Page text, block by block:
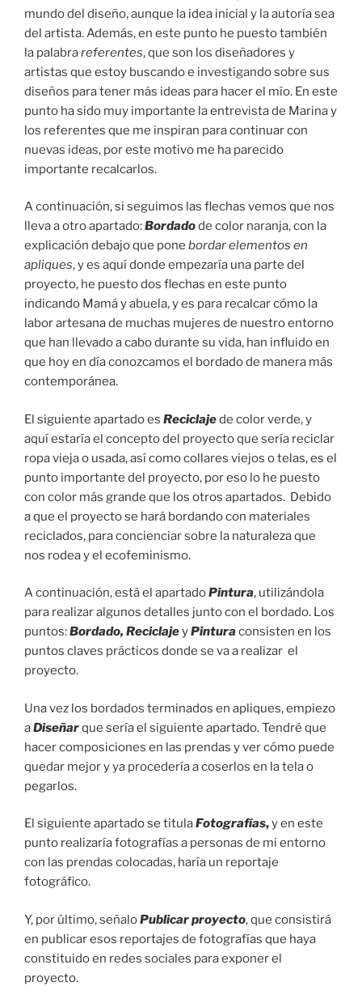
mundo del diseño, aunque la idea inicial y la autoría sea
del artista. Además, en este punto he puesto también
la palabrareferentes, que son los diseñadores y
artistas que estoy buscando e investigando sobre sus
diseños para tener más ideas para hacer el mío. En este
punto ha sido muy importante la entrevista de Marina y
los referentes que me inspiran para continuar con
nuevas ideas, por este motivo me ha parecido
importante recalcarlos.
A continuación, si seguimos las flechas vemos que nos
lleva a otro apartado:Bordadode color naranja, con la
explicación debajo que pone bordar elementos en
apliques, y es aquí donde empezaría una parte del
proyecto, he puesto dos flechas en este punto
indicando Mamá y abuela, y es para recalcar cómo la
labor artesana de muchas mujeres de nuestro entorno
que han llevado a cabo durante su vida, han influido en
que hoy en día conozcamos el bordado de manera más
contemporánea.
El siguiente apartado es Reciclajede color verde, y
aquí estaría el concepto del proyecto que sería reciclar
ropa vieja o usada, así como collares viejos o telas, es el
punto importante del proyecto, por eso lo he puesto
con color más grande que los otros apartados. Debido
a que el proyecto se hará bordando con materiales
reciclados, para concienciar sobre la naturaleza que
nos rodea y el ecofeminismo.
A continuación, está el apartadoPintura, utilizándola
para realizar algunos detalles junto con el bordado. Los
puntos:Bordado, ReciclajeyPintura consisten en los
puntos claves prácticos donde se va a realizar el
proyecto.
Una vez los bordados terminados en apliques, empiezo
aDiseñarque sería el siguiente apartado. Tendré que
hacer composiciones en las prendas y ver cómo puede
quedar mejor y ya procedería a coserlos en la tela o
pegarlos.
El siguiente apartado se titulaFotografías,y en este
punto realizaría fotografías a personas de mi entorno
con las prendas colocadas, haría un reportaje
fotográfico.
Y, por último, señaloPublicar proyecto, que consistirá
en publicar esos reportajes de fotografías que haya
constituido en redes sociales para exponer el
proyecto.